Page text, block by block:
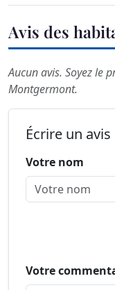
Avis des
Aucun avis. Soyez le
Montgermont.
Écrire un
Votre nom
Votre